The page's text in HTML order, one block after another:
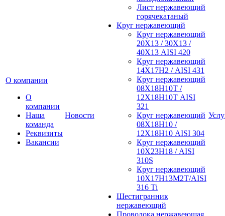
О компании
О
компании
Наша
команда
Реквизиты
Вакансии
Новости
Лист нержавеющий
горячекатаный
Круг нержавеющий
Круг нержавеющий
20Х13 / 30Х13 /
40Х13 AISI 420
Круг нержавеющий
14Х17Н2 / AISI 431
Круг нержавеющий
08Х18Н10Т /
12Х18Н10Т AISI
321
Круг нержавеющий
08Х18Н10 /
12Х18Н10 AISI 304
Круг нержавеющий
10Х23Н18 / AISI
310S
Круг нержавеющий
10Х17Н13М2Т/AISI
316 Тi
Шестигранник
нержавеющий
Проволока нержавеющая